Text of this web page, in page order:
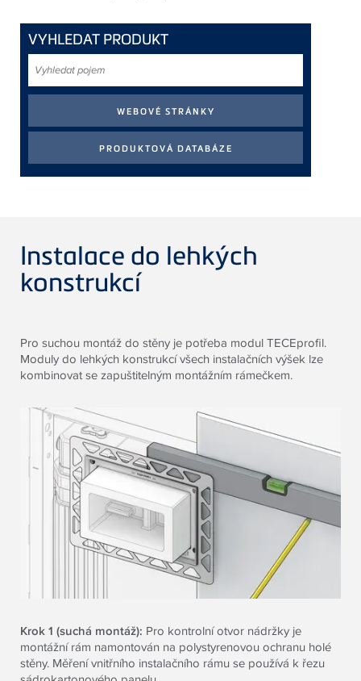
VYHLEDAT PRODUKT
pojem
Instalace do lehkých
konstrukcí
Pro suchou montáž do stěny je potřeba modulTECEprofil.
Moduly do lehkých konstrukcí všech instalačních výšek lze
kombinovat se zapuštitelným montážním rámečkem.
Krok 1 (suchá montáž): Pro kontrolní otvor nádržky je
montážní rám namontován na polystyrenovou ochranu holé
stěny. Měření vnitřního instalačního rámu se používá k řezu